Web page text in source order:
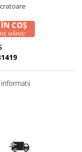
COȘ
MÂINE!